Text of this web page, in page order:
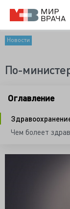
Новости
По-
Оглавление
Чем болеет